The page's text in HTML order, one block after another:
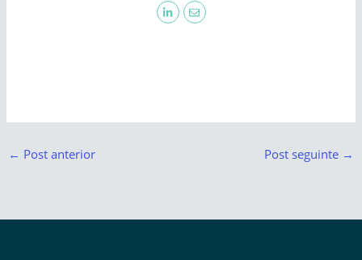
← Post anterior Post seguinte →